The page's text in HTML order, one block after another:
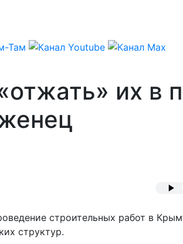
их в
строительных работ в
структур.